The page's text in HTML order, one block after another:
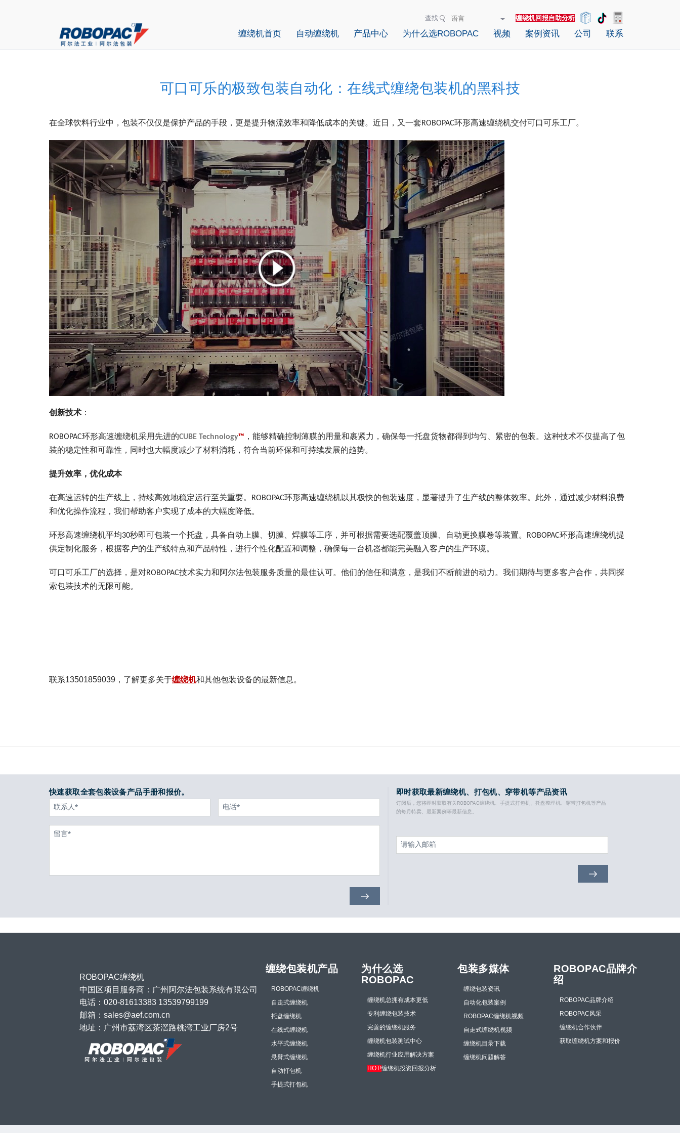
查找 缠绕机回报自助分析
缠绕机首页 自动缠绕机 产品中心 为什么选ROBOPAC 视频 案例资讯 公司 联系
可口可乐的极致包装自动化：在线式缠绕包装机的黑科技
在全球饮料行业中，包装不仅仅是保护产品的手段，更是提升物流效率和降低成本的关键。近日，又一套ROBOPAC环形高速缠绕机交付可口可乐工厂。
创新技术 ：
ROBOPAC环形高速缠绕机采用先进的CUBE Technology™ ，能够精确控制薄膜的用量和裹紧力，确保每一托盘货物都得到均匀、紧密的包装。这种技术不仅提高了包
装的稳定性和可靠性，同时也大幅度减少了材料消耗，符合当前环保和可持续发展的趋势。
提升效率，优化成本
在高速运转的生产线上，持续高效地稳定运行至关重要。ROBOPAC环形高速缠绕机以其极快的包装速度，显著提升了生产线的整体效率。此外，通过减少材料浪费
和优化操作流程，我们帮助客户实现了成本的大幅度降低。
环形高速缠绕机平均30秒即可包装一个托盘，具备自动上膜、切膜、焊膜等工序，并可根据需要选配覆盖顶膜、自动更换膜卷等装置。ROBOPAC环形高速缠绕机提
供定制化服务，根据客户的生产线特点和产品特性，进行个性化配置和调整，确保每一台机器都能完美融入客户的生产环境。
可口可乐工厂的选择，是对ROBOPAC技术实力和阿尔法包装服务质量的最佳认可。他们的信任和满意，是我们不断前进的动力。我们期待与更多客户合作，共同探
索包装技术的无限可能。
联系13501859039，了解更多关于缠绕机和其他包装设备的最新信息。
快速获取全套包装设备产品手册和报价。 即时获取最新缠绕机、打包机、穿带机等产品资讯
订阅后，您将即时获取有关ROBOPAC缠绕机、手提式打包机、托盘整理机、穿带打包机等产品
的每月特卖、最新案例等最新信息。
ROBOPAC缠绕机
中国区项目服务商：广州阿尔法包装系统有限公司
电话：020-81613383 13539799199
邮箱：sales@aef.com.cn
地址：广州市荔湾区茶滘路桃湾工业厂房2号
缠绕包装机产品
ROBOPAC缠绕机
自走式缠绕机
托盘缠绕机
在线式缠绕机
水平式缠绕机
悬臂式缠绕机
自动打包机
手提式打包机
为什么选
ROBOPAC
缠绕机总拥有成本更低
专利缠绕包装技术
完善的缠绕机服务
缠绕机包装测试中心
缠绕机行业应用解决方案
HOT!缠绕机投资回报分析
包装多媒体
缠绕包装资讯
自动化包装案例
ROBOPAC缠绕机视频
自走式缠绕机视频
缠绕机目录下载
缠绕机问题解答
ROBOPAC品牌介
绍
ROBOPAC品牌介绍
ROBOPAC风采
缠绕机合作伙伴
获取缠绕机方案和报价